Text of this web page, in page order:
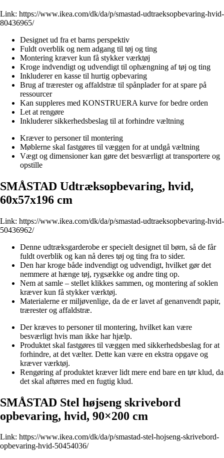
Link: https://www.ikea.com/dk/da/p/smastad-udtraeksopbevaring-hvid-
80436965/
Designet ud fra et barns perspektiv
Fuldt overblik og nem adgang til tøj og ting
Montering kræver kun få stykker værktøj
Kroge indvendigt og udvendigt til ophængning af tøj og ting
Inkluderer en kasse til hurtig opbevaring
Brug af trærester og affaldstræ til spånplader for at spare på
ressourcer
Kan suppleres med KONSTRUERA kurve for bedre orden
Let at rengøre
Inkluderer sikkerhedsbeslag til at forhindre væltning
Kræver to personer til montering
Møblerne skal fastgøres til væggen for at undgå væltning
Vægt og dimensioner kan gøre det besværligt at transportere og
opstille
SMÅSTAD Udtræksopbevaring, hvid,
60x57x196 cm
Link: https://www.ikea.com/dk/da/p/smastad-udtraeksopbevaring-hvid-
50436962/
Denne udtræksgarderobe er specielt designet til børn, så de får
fuldt overblik og kan nå deres tøj og ting fra to sider.
Den har kroge både indvendigt og udvendigt, hvilket gør det
nemmere at hænge tøj, rygsække og andre ting op.
Nem at samle – stellet klikkes sammen, og montering af soklen
kræver kun få stykker værktøj.
Materialerne er miljøvenlige, da de er lavet af genanvendt papir,
trærester og affaldstræ.
Der kræves to personer til montering, hvilket kan være
besværligt hvis man ikke har hjælp.
Produktet skal fastgøres til væggen med sikkerhedsbeslag for at
forhindre, at det vælter. Dette kan være en ekstra opgave og
kræver værktøj.
Rengøring af produktet kræver lidt mere end bare en tør klud, da
det skal aftørres med en fugtig klud.
SMÅSTAD Stel højseng skrivebord
opbevaring, hvid, 90×200 cm
Link: https://www.ikea.com/dk/da/p/smastad-stel-hojseng-skrivebord-
opbevaring-hvid-50454036/